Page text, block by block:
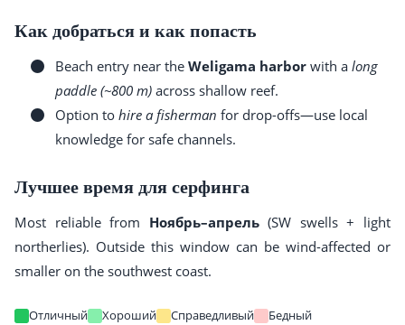
Как добраться и как попасть
Beach entry near the Weligama harbor with a long
paddle (~800 m) across shallow reef.
Option to hire a fisherman for drop-offs—use local
knowledge for safe channels.
Лучшее время для серфинга
Most reliable from Ноябрь–апрель(SW swells + light
northerlies). Outside this window can be wind-affected or
smaller on the southwest coast.
Отличный Хороший Справедливый
Бедный